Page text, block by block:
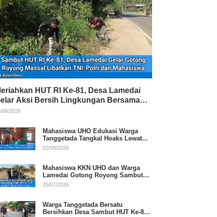
HUT RI Ke-81, Desa Lamedai
Aksi Bersih Lingkungan Bersama
Polri
08/2026
Mahasiswa UHO Edukasi Warga
Tanggetada Tangkal Hoaks Lewat
Program Literasi
03/08/2026
Mahasiswa KKN UHO dan Warga
Lamedai Gotong Royong Sambut
HUT Ke-81 RI
25/07/2026
Warga Tanggetada Bersatu
Bersihkan Desa Sambut HUT Ke-81